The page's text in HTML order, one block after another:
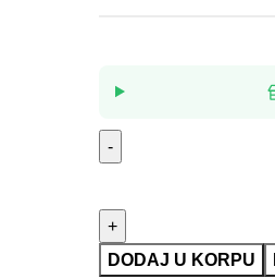
DODAJ U KORPU